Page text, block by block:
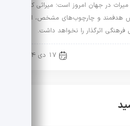
در جهان امروز است؛ میراثی که
هدفمند و چارچوب‌های مشخص، امکان
اثرگذار را نخواهد داشت.
17 دی 1404